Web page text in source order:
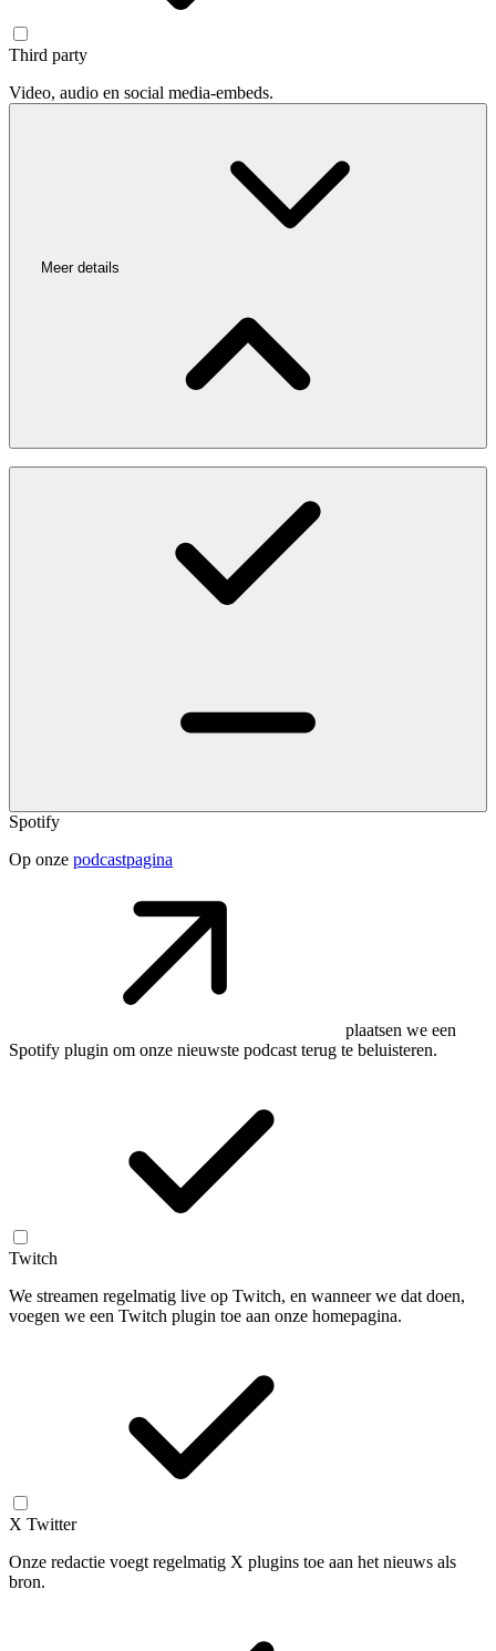
Third party
Video, audio en social media-embeds.
Meer details
Spotify
Op onze podcastpagina
plaatsen we een
Spotify plugin om onze nieuwste podcast terug te beluisteren.
Twitch
We streamen regelmatig live op Twitch, en wanneer we dat doen,
voegen we een Twitch plugin toe aan onze homepagina.
X Twitter
Onze redactie voegt regelmatig X plugins toe aan het nieuws als
bron.